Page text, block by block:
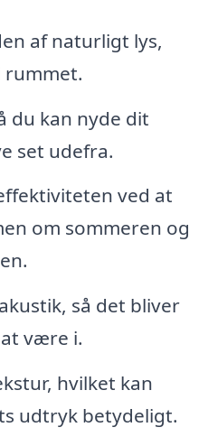
af naturligt lys,
rummet.
du kan nyde dit
set udefra.
ved at
om sommeren og
så det bliver
være i.
hvilket kan
udtryk betydeligt.